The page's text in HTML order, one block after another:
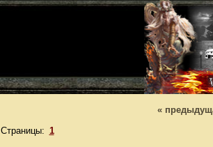
«
Страницы: 1